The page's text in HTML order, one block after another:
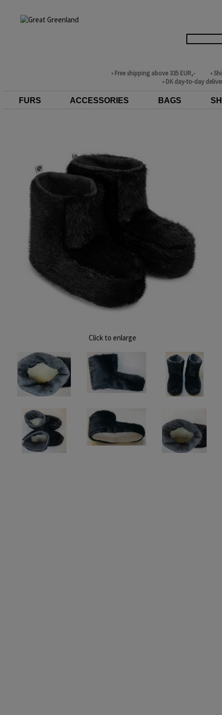
• Free shipping above 335 EUR,-
•
• DK day-to-day
FURS ACCESSORIES BAGS
Click to enlarge